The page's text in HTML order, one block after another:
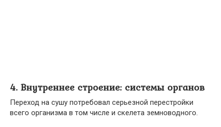
4. Внутреннее строение: системы органов
Переход на сушу потребовал серьезной перестройки
всего организма в том числе и скелета земноводного.